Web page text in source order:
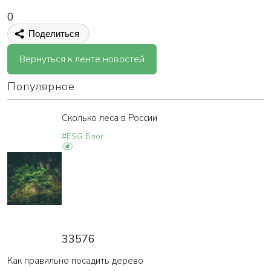
0
Поделиться
Вернуться к ленте новостей
Популярное
Сколько леса в России
#ESG Блог
33576
Как правильно посадить дерево